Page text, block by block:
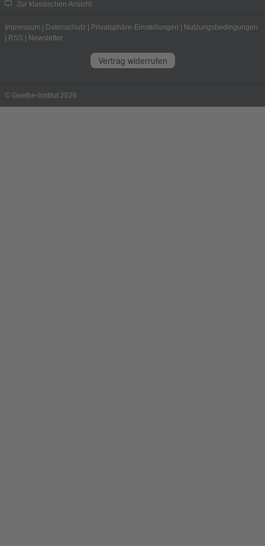
Zur klassischen Ansicht
Impressum | Datenschutz | Privatsphäre-Einstellungen | Nutzungsbedingungen
| RSS | Newsletter
Vertrag widerrufen
© Goethe-Institut 2026